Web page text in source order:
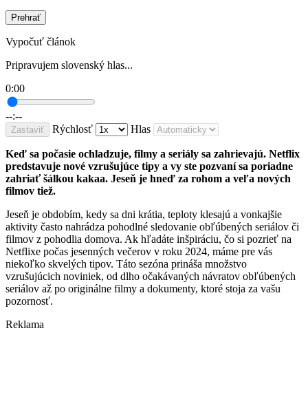
Prehrať
Vypočuť článok
Pripravujem slovenský hlas...
0:00
--:--
Zastaviť Rýchlosť Hlas
Keď sa počasie ochladzuje, filmy a seriály sa zahrievajú. Netflix
predstavuje nové vzrušujúce tipy a vy ste pozvaní sa poriadne
zahriať šálkou kakaa. Jeseň je hneď za rohom a veľa nových
filmov tiež.
Jeseň je obdobím, kedy sa dni krátia, teploty klesajú a vonkajšie
aktivity často nahrádza pohodlné sledovanie obľúbených seriálov či
filmov z pohodlia domova. Ak hľadáte inšpiráciu, čo si pozrieť na
Netflixe počas jesenných večerov v roku 2024, máme pre vás
niekoľko skvelých tipov. Táto sezóna prináša množstvo
vzrušujúcich noviniek, od dlho očakávaných návratov obľúbených
seriálov až po originálne filmy a dokumenty, ktoré stoja za vašu
pozornosť.
Reklama